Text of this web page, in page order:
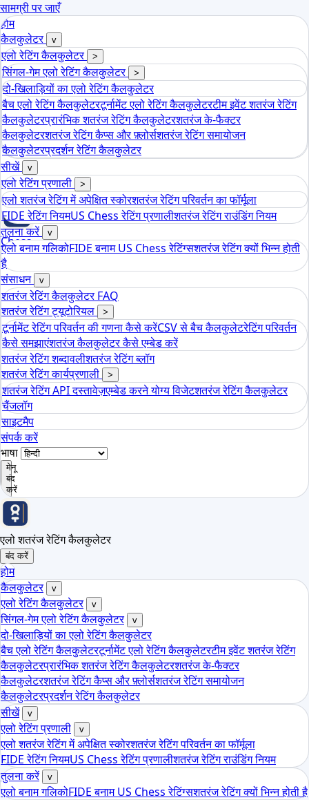
सामग्री पर जाएँ
Chess
tools
एलो शतरंज रेटिंग कैलकुलेटर
होम
कैलकुलेटर
v
एलो रेटिंग कैलकुलेटर >
सिंगल-गेम एलो रेटिंग कैलकुलेटर >
दो-खिलाड़ियों का एलो रेटिंग कैलकुलेटर
बैच एलो रेटिंग कैलकुलेटरटूर्नामेंट एलो रेटिंग कैलकुलेटरटीम इवेंट शतरंज रेटिंग
कैलकुलेटरप्रारंभिक शतरंज रेटिंग कैलकुलेटरशतरंज के-फैक्टर
कैलकुलेटरशतरंज रेटिंग कैप्स और फ़्लोर्सशतरंज रेटिंग समायोजन
कैलकुलेटरप्रदर्शन रेटिंग कैलकुलेटर
सीखें
v
एलो रेटिंग प्रणाली >
एलो शतरंज रेटिंग में अपेक्षित स्कोरशतरंज रेटिंग परिवर्तन का फॉर्मूला
FIDE रेटिंग नियमUS Chess रेटिंग प्रणालीशतरंज रेटिंग राउंडिंग नियम
तुलना करें
v
एलो बनाम गलिकोFIDE बनाम US Chess रेटिंग्सशतरंज रेटिंग क्यों भिन्न होती
है
संसाधन
v
शतरंज रेटिंग कैलकुलेटर FAQ
शतरंज रेटिंग ट्यूटोरियल
>
टूर्नामेंट रेटिंग परिवर्तन की गणना कैसे करेंCSV से बैच कैलकुलेटरेटिंग परिवर्तन
कैसे समझाएंशतरंज कैलकुलेटर कैसे एम्बेड करें
शतरंज रेटिंग शब्दावलीशतरंज रेटिंग ब्लॉग
शतरंज रेटिंग कार्यप्रणाली
>
शतरंज रेटिंग API दस्तावेज़एम्बेड करने योग्य विजेटशतरंज रेटिंग कैलकुलेटर
चैंजलॉग
साइटमैप
संपर्क करें
भाषा
मेनू
बंद
करें
एलो शतरंज रेटिंग कैलकुलेटर
बंद करें
होम
कैलकुलेटर
v
एलो रेटिंग कैलकुलेटर v
सिंगल-गेम एलो रेटिंग कैलकुलेटर v
दो-खिलाड़ियों का एलो रेटिंग कैलकुलेटर
बैच एलो रेटिंग कैलकुलेटरटूर्नामेंट एलो रेटिंग कैलकुलेटरटीम इवेंट शतरंज रेटिंग
कैलकुलेटरप्रारंभिक शतरंज रेटिंग कैलकुलेटरशतरंज के-फैक्टर
कैलकुलेटरशतरंज रेटिंग कैप्स और फ़्लोर्सशतरंज रेटिंग समायोजन
कैलकुलेटरप्रदर्शन रेटिंग कैलकुलेटर
सीखें
v
एलो रेटिंग प्रणाली v
एलो शतरंज रेटिंग में अपेक्षित स्कोरशतरंज रेटिंग परिवर्तन का फॉर्मूला
FIDE रेटिंग नियमUS Chess रेटिंग प्रणालीशतरंज रेटिंग राउंडिंग नियम
तुलना करें
v
एलो बनाम गलिकोFIDE बनाम US Chess रेटिंग्सशतरंज रेटिंग क्यों भिन्न होती है